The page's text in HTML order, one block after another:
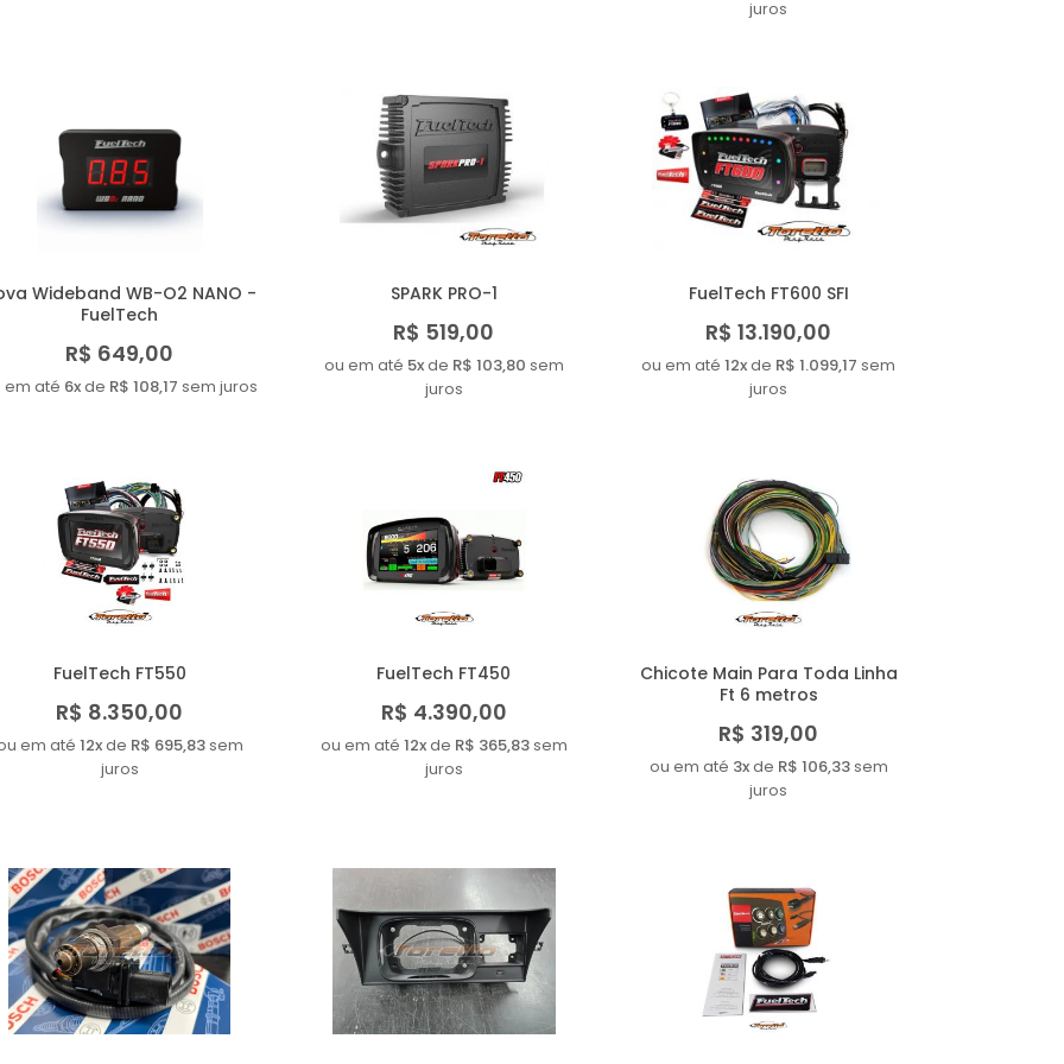
juros
Wideband WB-O2 NANO -
FuelTech
R$ 649,00
em até 6xde R$ 108,17 sem juros
SPARK PRO-1
R$ 519,00
ou em até 5xde R$ 103,80 sem
juros
FuelTech FT600 SFI
R$ 13.190,00
ou em até12xde R$ 1.099,17 sem
juros
FuelTech FT550
R$ 8.350,00
em até 12xde R$ 695,83sem
juros
FuelTech FT450
R$ 4.390,00
ou em até 12xde R$ 365,83sem
juros
Chicote Main Para Toda Linha
Ft 6 metros
R$ 319,00
ou em até 3xde R$ 106,33sem
juros